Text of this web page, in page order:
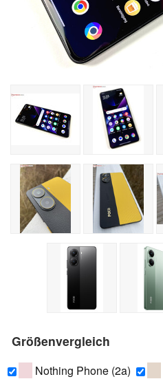
Größenvergleich
Nothing Phone (2a)